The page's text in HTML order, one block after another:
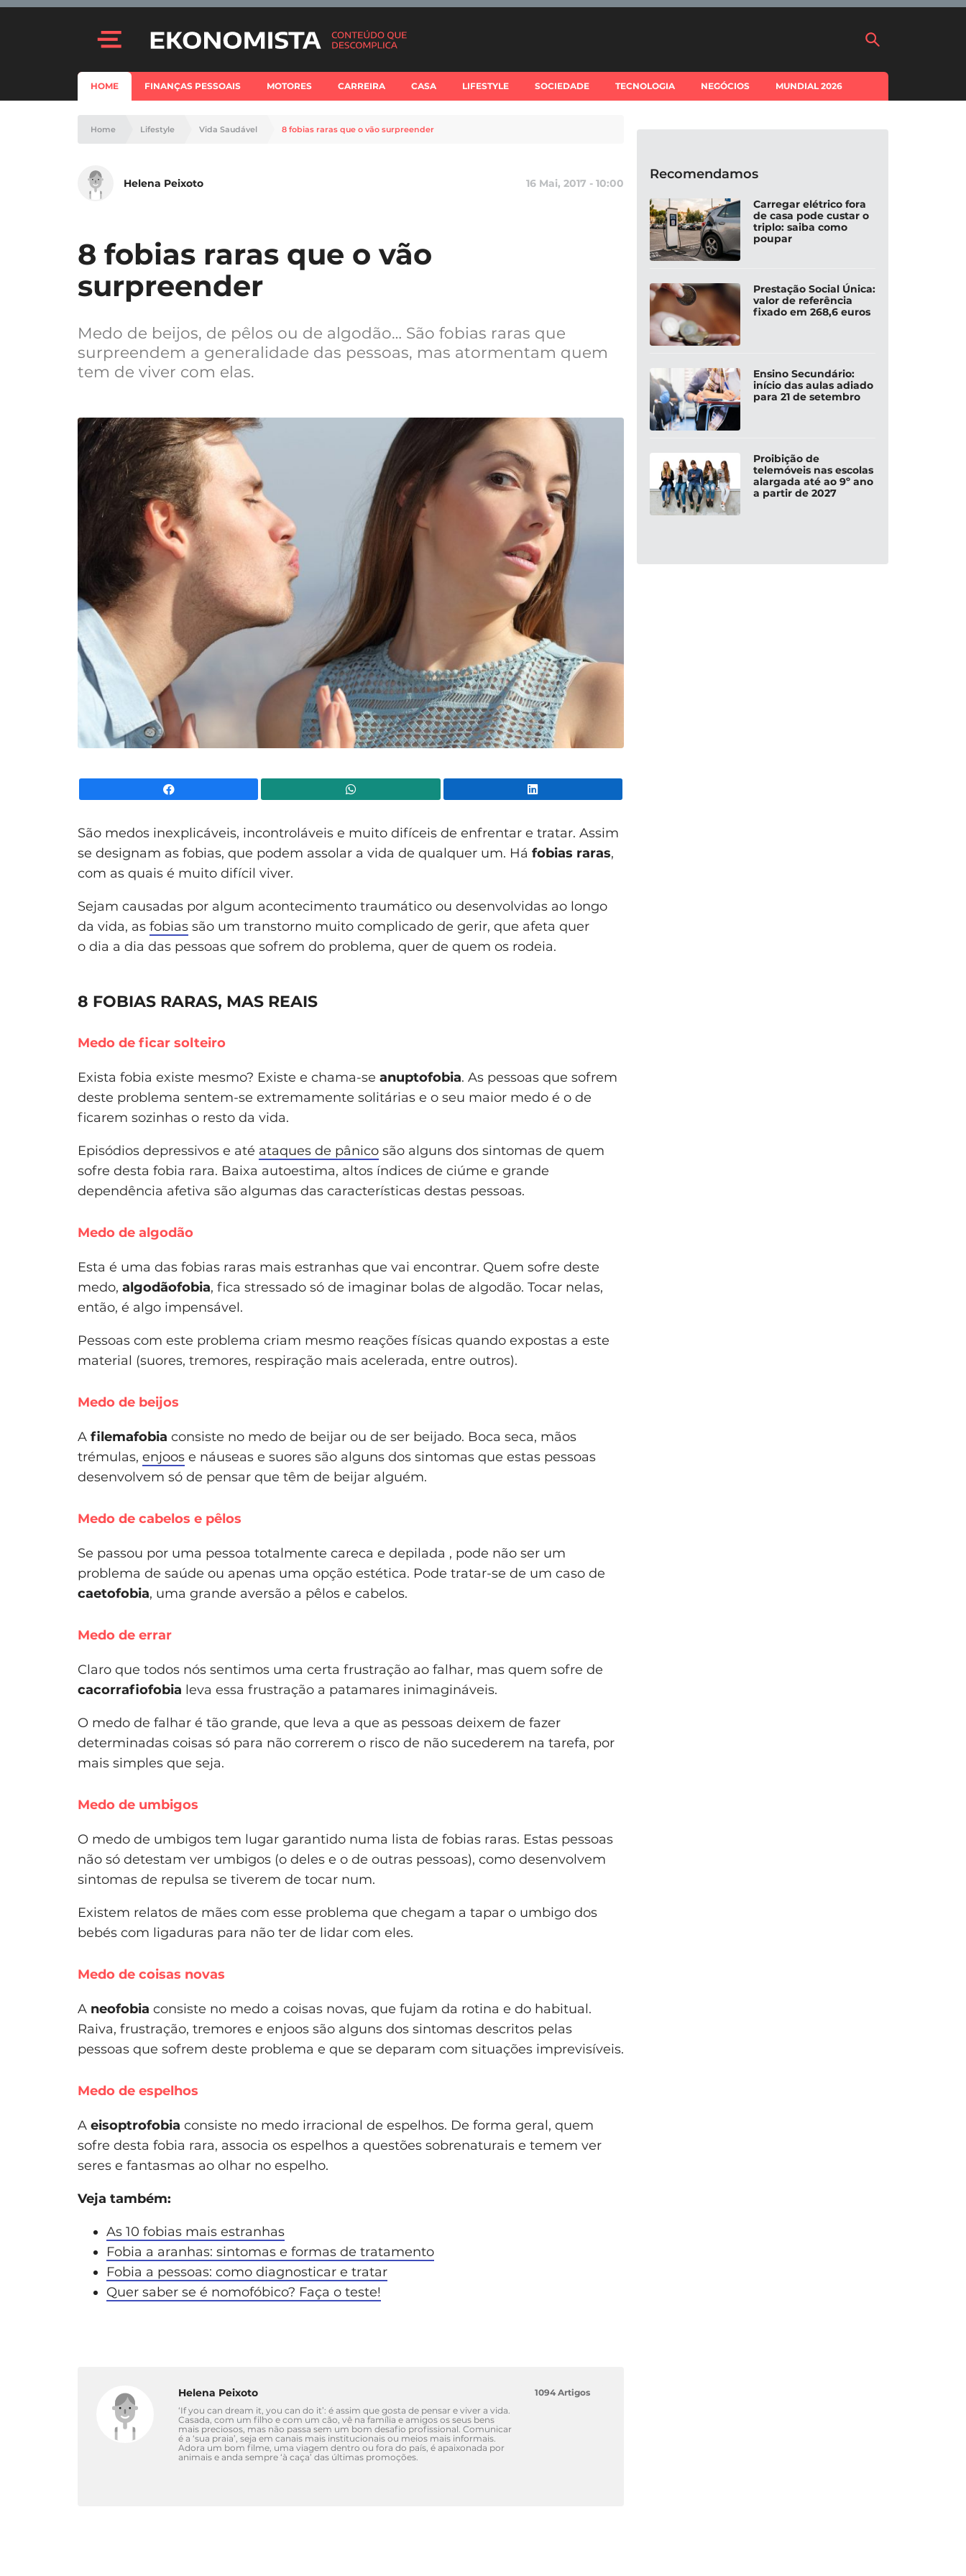
HOME FINANÇAS PESSOAIS MOTORES CARREIRA CASA LIFESTYLE SOCIEDADE TECNOLOGIA NEGÓCIOS MUNDIAL 2026
Home Lifestyle Vida Saudável 8 fobias raras que o vão surpreender
Helena Peixoto 16 Mai, 2017 - 10:00
8 fobias raras que o vão
surpreender
Medo de beijos, de pêlos ou de algodão… São fobias raras que
surpreendem a generalidade das pessoas, mas atormentam quem
tem de viver com elas.
São medos inexplicáveis, incontroláveis e muito difíceis de enfrentar e tratar. Assim
se designam as fobias, que podem assolar a vida de qualquer um. Há fobias raras,
com as quais é muito difícil viver.
Sejam causadas por algum acontecimento traumático ou desenvolvidas ao longo
da vida, as fobias são um transtorno muito complicado de gerir, que afeta quer
o dia a dia das pessoas que sofrem do problema, quer de quem os rodeia.
8 FOBIAS RARAS, MAS REAIS
Medo de ficar solteiro
Exista fobia existe mesmo? Existe e chama-se anuptofobia. As pessoas que sofrem
deste problema sentem-se extremamente solitárias e o seu maior medo é o de
ficarem sozinhas o resto da vida.
Episódios depressivos e até ataques de pânico são alguns dos sintomas de quem
sofre desta fobia rara. Baixa autoestima, altos índices de ciúme e grande
dependência afetiva são algumas das características destas pessoas.
Medo de algodão
Esta é uma das fobias raras mais estranhas que vai encontrar. Quem sofre deste
medo, algodãofobia, fica stressado só de imaginar bolas de algodão. Tocar nelas,
então, é algo impensável.
Pessoas com este problema criam mesmo reações físicas quando expostas a este
material (suores, tremores, respiração mais acelerada, entre outros).
Medo de beijos
A filemafobia consiste no medo de beijar ou de ser beijado. Boca seca, mãos
trémulas, enjoos e náuseas e suores são alguns dos sintomas que estas pessoas
desenvolvem só de pensar que têm de beijar alguém.
Medo de cabelos e pêlos
Se passou por uma pessoa totalmente careca e depilada , pode não ser um
problema de saúde ou apenas uma opção estética. Pode tratar-se de um caso de
caetofobia, uma grande aversão a pêlos e cabelos.
Medo de errar
Claro que todos nós sentimos uma certa frustração ao falhar, mas quem sofre de
cacorrafiofobia leva essa frustração a patamares inimagináveis.
O medo de falhar é tão grande, que leva a que as pessoas deixem de fazer
determinadas coisas só para não correrem o risco de não sucederem na tarefa, por
mais simples que seja.
Medo de umbigos
O medo de umbigos tem lugar garantido numa lista de fobias raras. Estas pessoas
não só detestam ver umbigos (o deles e o de outras pessoas), como desenvolvem
sintomas de repulsa se tiverem de tocar num.
Existem relatos de mães com esse problema que chegam a tapar o umbigo dos
bebés com ligaduras para não ter de lidar com eles.
Medo de coisas novas
A neofobia consiste no medo a coisas novas, que fujam da rotina e do habitual.
Raiva, frustração, tremores e enjoos são alguns dos sintomas descritos pelas
pessoas que sofrem deste problema e que se deparam com situações imprevisíveis.
Medo de espelhos
A eisoptrofobia consiste no medo irracional de espelhos. De forma geral, quem
sofre desta fobia rara, associa os espelhos a questões sobrenaturais e temem ver
seres e fantasmas ao olhar no espelho.
Veja também:
As 10 fobias mais estranhas
Fobia a aranhas: sintomas e formas de tratamento
Fobia a pessoas: como diagnosticar e tratar
Quer saber se é nomofóbico? Faça o teste!
Helena Peixoto
‘If you can dream it, you can do it’: é assim que gosta de pensar e viver a vida.
Casada, com um filho e com um cão, vê na família e amigos os seus bens
mais preciosos, mas não passa sem um bom desafio profissional. Comunicar
é a ‘sua praia’, seja em canais mais institucionais ou meios mais informais.
Adora um bom filme, uma viagem dentro ou fora do país, é apaixonada por
animais e anda sempre ‘à caça’ das últimas promoções.
1094 Artigos
Recomendamos
Carregar elétrico fora
de casa pode custar o
triplo: saiba como
poupar
Prestação Social Única:
valor de referência
fixado em 268,6 euros
Ensino Secundário:
início das aulas adiado
para 21 de setembro
Proibição de
telemóveis nas escolas
alargada até ao 9º ano
a partir de 2027